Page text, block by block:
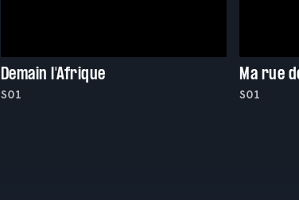
Demain l'Afrique
S01
Ma rue
S01